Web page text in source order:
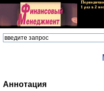
Аннотация